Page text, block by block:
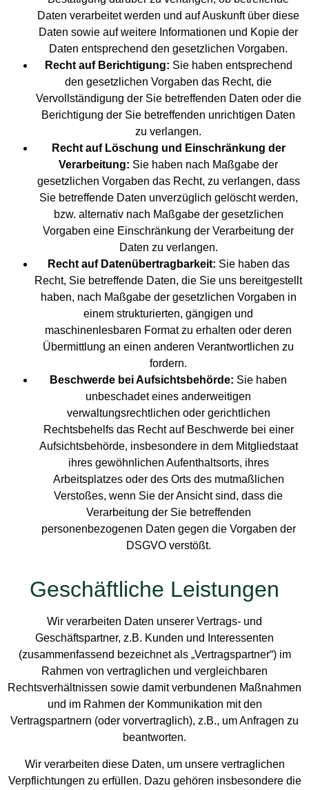
Daten verarbeitet werden und auf Auskunft über diese
Daten sowie auf weitere Informationen und Kopie der
Daten entsprechend den gesetzlichen Vorgaben.
Recht auf Berichtigung: Sie haben entsprechend
den gesetzlichen Vorgaben das Recht, die
Vervollständigung der Sie betreffenden Daten oder die
Berichtigung der Sie betreffenden unrichtigen Daten
zu verlangen.
Recht auf Löschung und Einschränkung der
Verarbeitung: Sie haben nach Maßgabe der
gesetzlichen Vorgaben das Recht, zu verlangen, dass
Sie betreffende Daten unverzüglich gelöscht werden,
bzw. alternativ nach Maßgabe der gesetzlichen
Vorgaben eine Einschränkung der Verarbeitung der
Daten zu verlangen.
Recht auf Datenübertragbarkeit: Sie haben das
Recht, Sie betreffende Daten, die Sie uns bereitgestellt
haben, nach Maßgabe der gesetzlichen Vorgaben in
einem strukturierten, gängigen und
maschinenlesbaren Format zu erhalten oder deren
Übermittlung an einen anderen Verantwortlichen zu
fordern.
Beschwerde bei Aufsichtsbehörde: Sie haben
unbeschadet eines anderweitigen
verwaltungsrechtlichen oder gerichtlichen
Rechtsbehelfs das Recht auf Beschwerde bei einer
Aufsichtsbehörde, insbesondere in dem Mitgliedstaat
ihres gewöhnlichen Aufenthaltsorts, ihres
Arbeitsplatzes oder des Orts des mutmaßlichen
Verstoßes, wenn Sie der Ansicht sind, dass die
Verarbeitung der Sie betreffenden
personenbezogenen Daten gegen die Vorgaben der
DSGVO verstößt.
Geschäftliche Leistungen
Wir verarbeiten Daten unserer Vertrags- und
Geschäftspartner, z.B. Kunden und Interessenten
(zusammenfassend bezeichnet als „Vertragspartner“) im
Rahmen von vertraglichen und vergleichbaren
Rechtsverhältnissen sowie damit verbundenen Maßnahmen
und im Rahmen der Kommunikation mit den
Vertragspartnern (oder vorvertraglich), z.B., um Anfragen zu
beantworten.
Wir verarbeiten diese Daten, um unsere vertraglichen
Verpflichtungen zu erfüllen. Dazu gehören insbesondere die